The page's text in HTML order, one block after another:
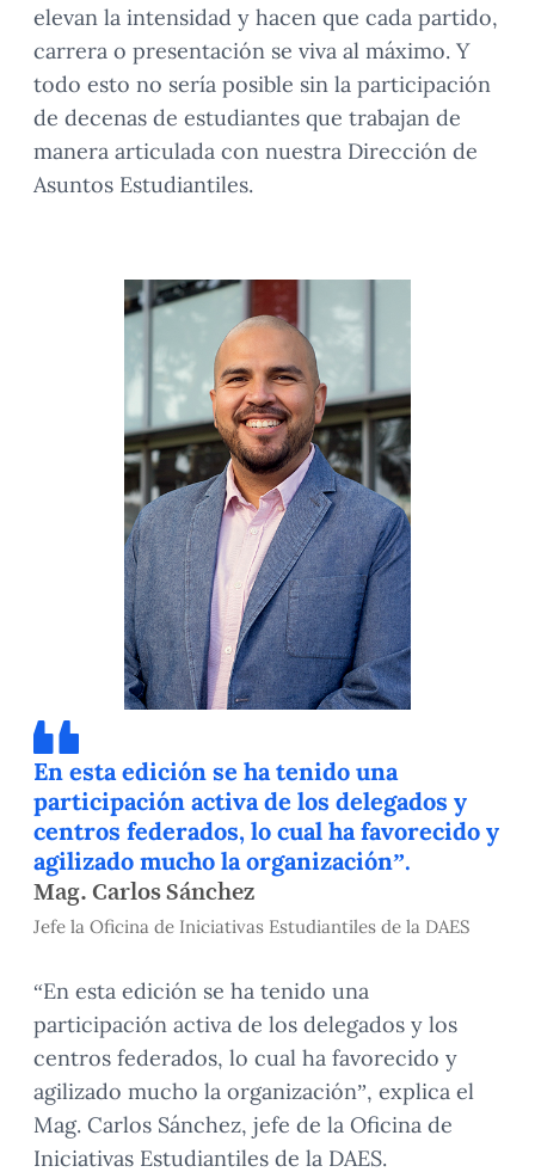
elevan la intensidad y hacen que cada partido,
carrera o presentación se viva al máximo. Y
todo esto no sería posible sin la participación
de decenas de estudiantes que trabajan de
manera articulada con nuestra Dirección de
Asuntos Estudiantiles.
En esta edición se ha tenido una
participación activa de los delegados y
centros federados, lo cual ha favorecido y
agilizado mucho la organización”.
Mag. Carlos Sánchez
Jefe la Oficina de Iniciativas Estudiantiles de la DAES
“En esta edición se ha tenido una
participación activa de los delegados y los
centros federados, lo cual ha favorecido y
agilizado mucho la organización”, explica el
Mag. Carlos Sánchez, jefe de la Oficina de
Iniciativas Estudiantiles de la DAES.